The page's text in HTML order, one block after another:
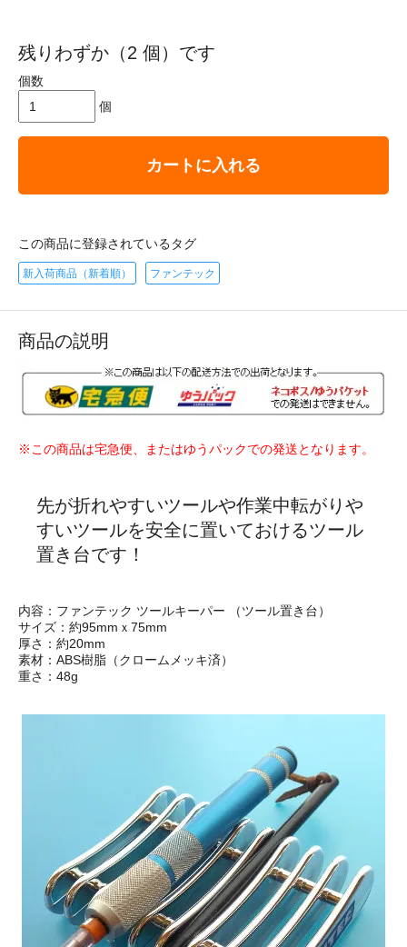
残りわずか（2 個）です
個数
個
カートに入れる
この商品に登録されているタグ
新入荷商品（新着順） ファンテック
商品の説明
※この商品は宅急便、またはゆうパックでの発送となります。
先が折れやすいツールや作業中転がりや
すいツールを安全に置いておけるツール
置き台です！
内容：ファンテック ツールキーパー （ツール置き台）
サイズ：約95mmｘ75mm
厚さ：約20mm
素材：ABS樹脂（クロームメッキ済）
重さ：48g